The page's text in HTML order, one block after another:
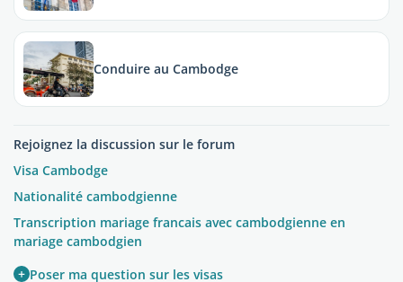
Conduire au Cambodge
Rejoignez la discussion sur le forum
Visa Cambodge
Nationalité cambodgienne
Transcription mariage francais avec cambodgienne en
mariage cambodgien
+ Poser ma question sur les visas